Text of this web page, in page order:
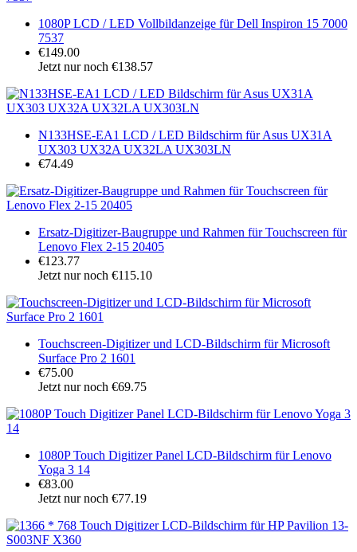
1080P LCD / LED Vollbildanzeige für Dell Inspiron 15 7000
7537
€149.00
Jetzt nur noch €138.57
N133HSE-EA1 LCD / LED Bildschirm für Asus UX31A
UX303 UX32A UX32LA UX303LN
€74.49
Ersatz-Digitizer-Baugruppe und Rahmen für Touchscreen für
Lenovo Flex 2-15 20405
€123.77
Jetzt nur noch €115.10
Touchscreen-Digitizer und LCD-Bildschirm für Microsoft
Surface Pro 2 1601
€75.00
Jetzt nur noch €69.75
1080P Touch Digitizer Panel LCD-Bildschirm für Lenovo
Yoga 3 14
€83.00
Jetzt nur noch €77.19